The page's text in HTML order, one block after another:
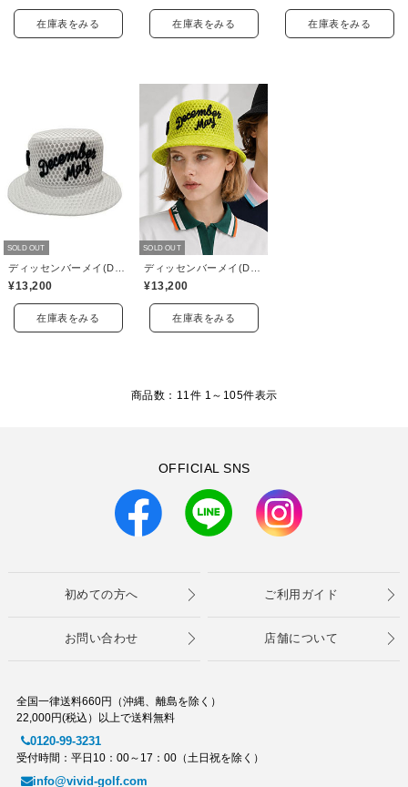
在庫表をみる 在庫表をみる 在庫表をみる
SOLD OUT
ディッセンバーメイ(DECEMBERMAY)
¥13,200
在庫表をみる
SOLD OUT
ディッセンバーメイ(DECEMBERMAY)
¥13,200
在庫表をみる
商品数：11件 1～ 105件表示
OFFICIAL SNS
初めての方へ ご利用ガイド
お問い合わせ 店舗について
全国一律送料660円（沖縄、離島を除く）
22,000円(税込）以上で送料無料
0120-99-3231
受付時間：平日10：00～17：00（土日祝を除く）
info@vivid-golf.com